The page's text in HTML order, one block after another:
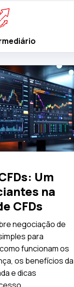
Um
na
CFDs
negociação de
para
funcionam os
os benefícios da
e dicas